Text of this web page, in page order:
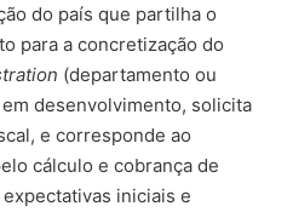
do país que partilha o
para a concretização do
(departamento ou
desenvolvimento, solicita
e corresponde ao
cálculo e cobrança de
iniciais e